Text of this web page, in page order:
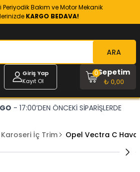
Periyodik Bakım ve Motor Mekanik
KARGO BEDAVA!
ARA
Giriş Yap
Kayıt Ol
Sepetim
₺ 0,00
0
- 17:00’DEN ÖNCEKİ SİPARİŞLERDE
İç Trim Opel Vectra C